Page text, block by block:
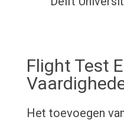
Flight Test
Het toevoegen